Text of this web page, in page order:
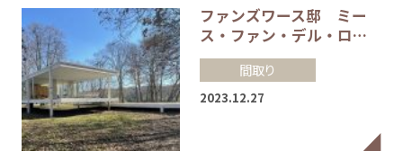
ファンズワース邸 ミー
ス・ファン・デル・ロ…
間取り
2023.12.27